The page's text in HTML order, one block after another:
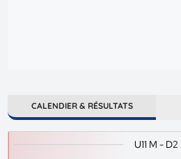
CALENDIER & RÉSULTATS
U11 M - D2